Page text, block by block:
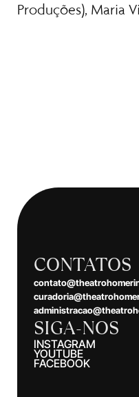
Produções), Maria
CONTATOS
SIGA-NOS
INSTAGRAM
YOUTUBE
FACEBOOK